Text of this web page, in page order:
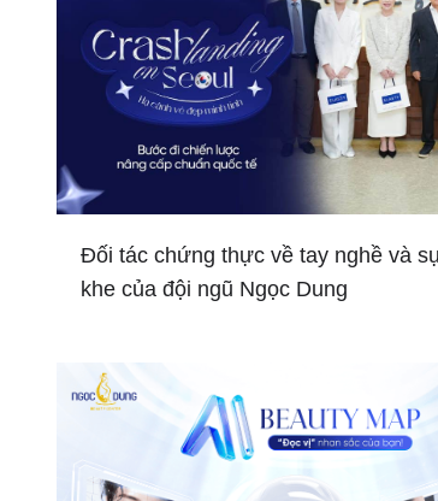
Đối tác chứng thực về tay nghề và
khe của đội ngũ Ngọc Dung